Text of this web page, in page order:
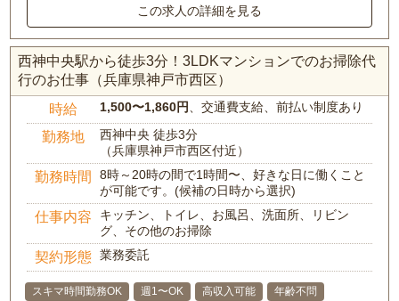
この求人の詳細を見る
西神中央駅から徒歩3分！3LDKマンションでのお掃除代
行のお仕事（兵庫県神戸市西区）
時給 1,500〜1,860円、交通費支給、前払い制度あり
勤務地
西神中央 徒歩3分
（兵庫県神戸市西区付近）
勤務時間
8時～20時の間で1時間〜、好きな日に働くこと
が可能です。(候補の日時から選択)
仕事内容
キッチン、トイレ、お風呂、洗面所、リビン
グ、その他のお掃除
契約形態 業務委託
スキマ時間勤務OK 週1〜OK 高収入可能
年齢不問